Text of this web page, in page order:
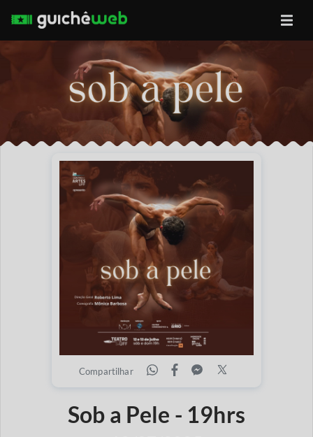
Compartilhar
Sob a Pele - 19hrs